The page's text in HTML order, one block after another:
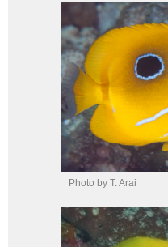
Photo by T. Arai